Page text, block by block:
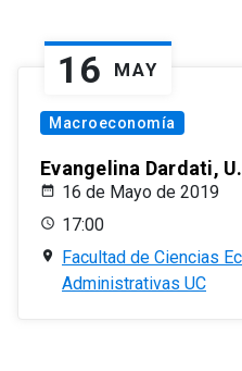
16 MAY
Macroeconomía
Evangelina Dardati,
16 de Mayo de 2019
17:00
Facultad de Ciencias
Administrativas UC